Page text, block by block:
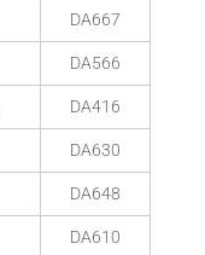
DA667
DA566
DA416
DA630
DA648
DA610